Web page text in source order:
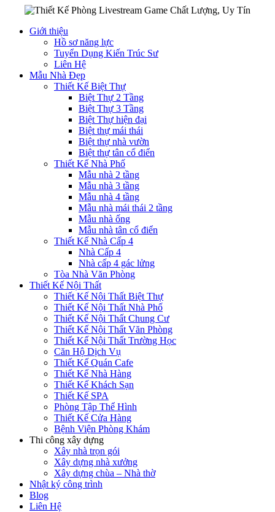
Giới thiệu
Hồ sơ năng lực
Tuyển Dụng Kiến Trúc Sư
Liên Hệ
Mẫu Nhà Đẹp
Thiết Kế Biệt Thự
Biệt Thự 2 Tầng
Biệt Thự 3 Tầng
Biệt Thự hiện đại
Biệt thự mái thái
Biệt thự nhà vườn
Biệt thự tân cổ điển
Thiết Kế Nhà Phố
Mẫu nhà 2 tầng
Mẫu nhà 3 tầng
Mẫu nhà 4 tầng
Mẫu nhà mái thái 2 tầng
Mẫu nhà ống
Mẫu nhà tân cổ điển
Thiết Kế Nhà Cấp 4
Nhà Cấp 4
Nhà cấp 4 gác lửng
Tòa Nhà Văn Phòng
Thiết Kế Nội Thất
Thiết Kế Nội Thất Biệt Thự
Thiết Kế Nội Thất Nhà Phố
Thiết Kế Nội Thất Chung Cư
Thiết Kế Nội Thất Văn Phòng
Thiết Kế Nội Thất Trường Học
Căn Hộ Dịch Vụ
Thiết Kế Quán Cafe
Thiết Kế Nhà Hàng
Thiết Kế Khách Sạn
Thiết Kế SPA
Phòng Tập Thể Hình
Thiết Kế Cửa Hàng
Bệnh Viện Phòng Khám
Thi công xây dựng
Xây nhà trọn gói
Xây dựng nhà xưởng
Xây dựng chùa – Nhà thờ
Nhật ký công trình
Blog
Liên Hệ